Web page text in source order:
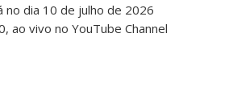
no dia 10 de julho de 2026
ao vivo no YouTube Channel